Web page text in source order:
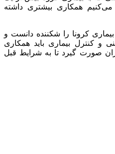
همکاری بیشتری داشته
کرونا را شکننده دانست و
و کنترل بیماری باید همکاری
صورت گیرد تا به شرایط قبل